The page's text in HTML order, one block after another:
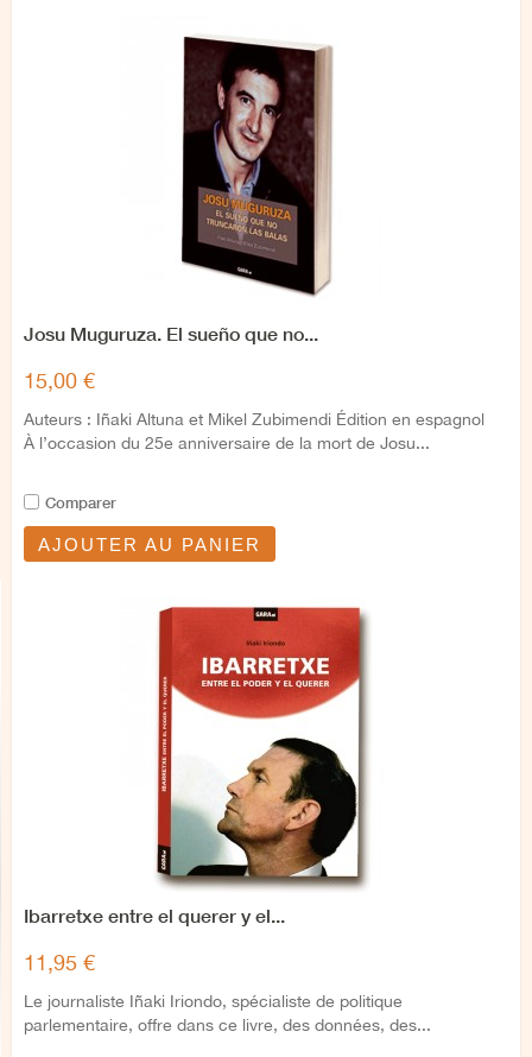
Josu Muguruza. El sueño que no...
15,00 €
Auteurs : Iñaki Altuna et Mikel Zubimendi Édition en espagnol
À l’occasion du 25e anniversaire de la mort de Josu...
Comparer
AJOUTER AU PANIER
Ibarretxe entre el querer y el...
11,95 €
Le journaliste Iñaki Iriondo, spécialiste de politique
parlementaire, offre dans ce livre, des données, des...